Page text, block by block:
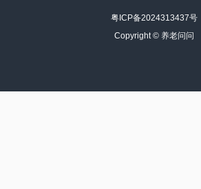
粤ICP备2024313437号
Copyright © 养老问问